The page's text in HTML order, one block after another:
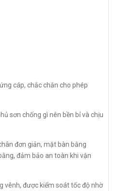
cáp, chắc chắn cho phép
sơn chống gì nên bền bỉ và chịu
đơn giản, mặt bàn bằng
đảm bảo an toàn khi vận
vênh, được kiểm soát tốc độ nhờ